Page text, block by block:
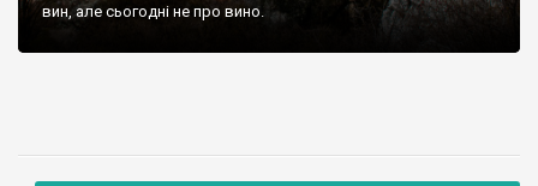
вин, але сьогодні не про вино.